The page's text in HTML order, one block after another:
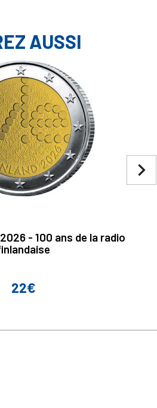
AUSSI
- 100 ans de la radio
Prix
22€
navigate_next